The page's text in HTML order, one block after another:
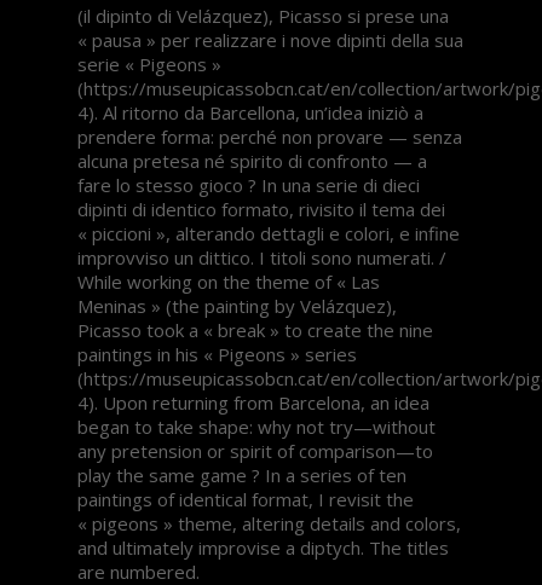
(il dipinto di Velázquez), Picasso si prese una
« pausa » per realizzare i nove dipinti della sua
serie « Pigeons »
(https://museupicassobcn.cat/en/collection/artwork/
4). Al ritorno da Barcellona, ​​un’idea iniziò a
prendere forma: perché non provare — senza
alcuna pretesa né spirito di confronto — a
fare lo stesso gioco ? In una serie di dieci
dipinti di identico formato, rivisito il tema dei
« piccioni », alterando dettagli e colori, e infine
improvviso un dittico. I titoli sono numerati. /
While working on the theme of « Las
Meninas » (the painting by Velázquez),
Picasso took a « break » to create the nine
paintings in his « Pigeons » series
(https://museupicassobcn.cat/en/collection/artwork/
4). Upon returning from Barcelona, ​​an idea
began to take shape: why not try—without
any pretension or spirit of comparison—to
play the same game ? In a series of ten
paintings of identical format, I revisit the
« pigeons » theme, altering details and colors,
and ultimately improvise a diptych. The titles
are numbered.